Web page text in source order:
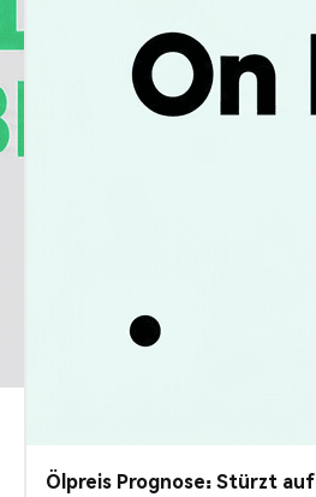
Ölpreis Prognose: Stürzt auf